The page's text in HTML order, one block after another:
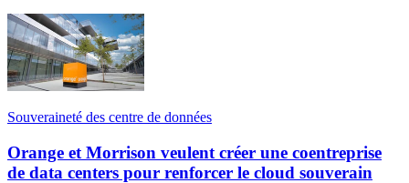
Souveraineté des centre de données
Orange et Morrison veulent créer une coentreprise
de data centers pour renforcer le cloud souverain